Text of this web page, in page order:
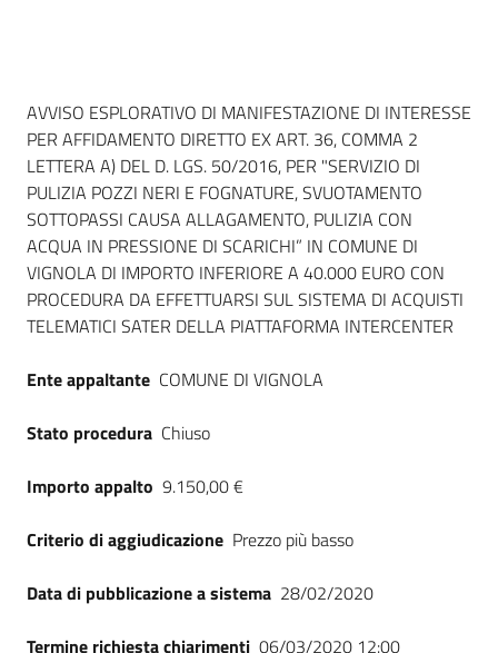
Piattaforme
telematiche
site
Seguici
su
Dati del bando
AVVISO ESPLORATIVO DI MANIFESTAZIONE DI INTERESSE
PER AFFIDAMENTO DIRETTO EX ART. 36, COMMA 2
LETTERA A) DEL D. LGS. 50/2016, PER "SERVIZIO DI
PULIZIA POZZI NERI E FOGNATURE, SVUOTAMENTO
SOTTOPASSI CAUSA ALLAGAMENTO, PULIZIA CON
ACQUA IN PRESSIONE DI SCARICHI” IN COMUNE DI
VIGNOLA DI IMPORTO INFERIORE A 40.000 EURO CON
PROCEDURA DA EFFETTUARSI SUL SISTEMA DI ACQUISTI
TELEMATICI SATER DELLA PIATTAFORMA INTERCENTER
Ente appaltante COMUNE DI VIGNOLA
Stato procedura Chiuso
Importo appalto 9.150,00 €
Criterio di aggiudicazione Prezzo più basso
Data di pubblicazione a sistema 28/02/2020
Termine richiesta chiarimenti 06/03/2020 12:00